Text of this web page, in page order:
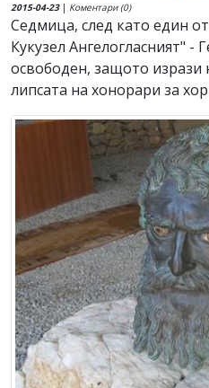
2015-04-23| Коментари (0)
Седмица, след като един
Кукузел Ангелогласният" -
освободен, защото изрази
липсата на хонорари за